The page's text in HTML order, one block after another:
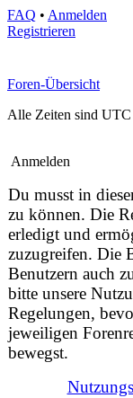
FAQ • Anmelden
Registrieren
Foren-Übersicht
Alle Zeiten sind UTC
Anmelden
Du musst in
zu können. Die
erledigt und
zuzugreifen. Die
Benutzern auch
bitte unsere
Regelungen,
jeweiligen
bewegst.